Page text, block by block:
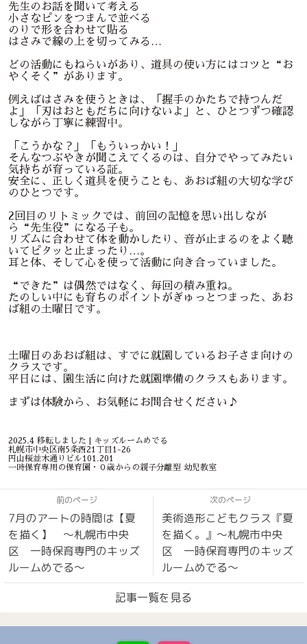
先生のお話を聞いて考える
小さなピンをつまんで並べる
のりで形を合わせて貼る
はさみで線の上を切ってみる…
どの活動にもねらいがあり、道具の使い方にはコツと“お
やくそく”があります。
例えばはさみを使うときは、「握手のかたちで持つんだ
よ」「刃はおともだちに向けないよ」と、ひとつずつ確認
しながら丁寧に練習中。
「こうかな？」「もういっかい！」
そんなつぶやきが聞こえてくるのは、自分でやってみたい
気持ちが育っている証。
安全に、正しく道具を使うことも、あおば組の大切な学び
のひとつです。
2回目のリトミックでは、前回の記憶を思い出しなが
ら“先生役”になる子も。
リズムに合わせて体を動かしたり、音が止まるのをよく聴
いてピタッと止まったり…。
耳と体、そして心を使って活動に向き合っていました。
“できた”は偶然ではなく、毎回の積み重ね。
たのしい中にも育ちのポイントがぎゅっとつまった、あお
ば組の土曜日です。
土曜日のあおば組は、すでに就園しているお子さま向けの
クラスです。
平日には、園生活に向けた就園準備のクラスもあります。
まずは体験から、お気軽にお問合せください♪
2025.4 移転しました | キッズルームめでる
札幌市中央区南5条西21丁目1-26
円山桜並木通りビル101.201
一時保育専用の保育園・０歳からの親子分離型 幼児教室
前のページ
7月のアートの時間は【夏
を描く】 〜札幌市中央
区 一時保育専門のキッズ
ルームめでる〜
次のページ
美術造形こどもクラス『夏
を描く。』〜札幌市中央
区 一時保育専門のキッズ
ルームめでる〜
記事一覧を見る